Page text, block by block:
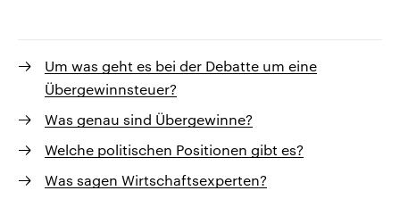
Um was geht es bei der Debatte um eine
Übergewinnsteuer?
Was genau sind Übergewinne?
Welche politischen Positionen gibt es?
Was sagen Wirtschaftsexperten?